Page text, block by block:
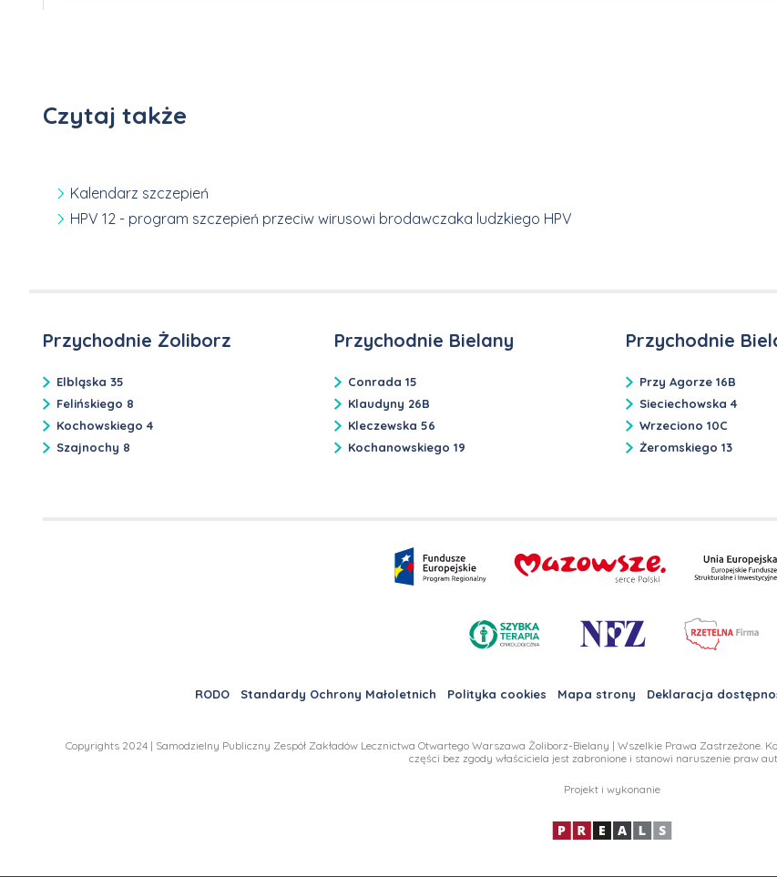
Czytaj także
Kalendarz szczepień
HPV 12 - program szczepień przeciw wirusowi brodawczaka ludzkiego HPV
Przychodnie Żoliborz
Elbląska 35
Felińskiego 8
Kochowskiego 4
Szajnochy 8
Przychodnie Bielany
Conrada 15
Klaudyny 26B
Kleczewska 56
Kochanowskiego 19
Przychodnie
Przy Agorze 16B
Sieciechowska 4
Wrzeciono 10C
Żeromskiego 13
RODO Standardy Ochrony Małoletnich Polityka cookies Mapa strony Deklaracja
Copyrights 2024 | Samodzielny Publiczny Zespół Zakładów Lecznictwa Otwartego Warszawa Żoliborz-Bielany | Wszelkie Prawa Zastrzeżone.
części bez zgody właściciela jest zabronione i stanowi naruszenie praw
Projekt i wykonanie